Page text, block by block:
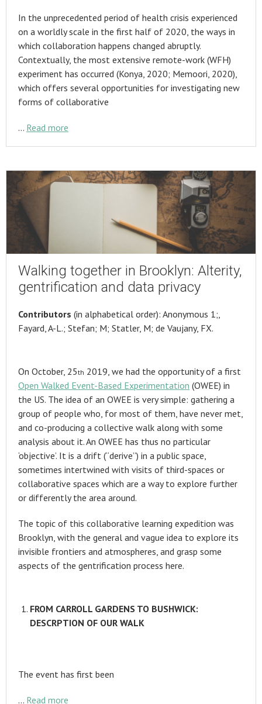
In the unprecedented period of health crisis experienced
on a worldly scale in the first half of 2020, the ways in
which collaboration happens changed abruptly.
Contextually, the most extensive remote-work (WFH)
experiment has occurred (Konya, 2020; Memoori, 2020),
which offers several opportunities for investigating new
forms of collaborative
… Read more
Walking together in Brooklyn: Alterity,
gentrification and data privacy
Contributors (in alphabetical order): Anonymous 1;,
Fayard, A-L.; Stefan; M; Statler, M; de Vaujany, FX.
On October, 25th 2019, we had the opportunity of a first
Open Walked Event-Based Experimentation (OWEE) in
the US. The idea of an OWEE is very simple: gathering a
group of people who, for most of them, have never met,
and co-producing a collective walk along with some
analysis about it. An OWEE has thus no particular
‘objective’. It is a drift (“derive”) in a public space,
sometimes intertwined with visits of third-spaces or
collaborative spaces which are a way to explore further
or differently the area around.
The topic of this collaborative learning expedition was
Brooklyn, with the general and vague idea to explore its
invisible frontiers and atmospheres, and grasp some
aspects of the gentrification process here.
FROM CARROLL GARDENS TO BUSHWICK:
DESCRPTION OF OUR WALK
The event has first been
… Read more